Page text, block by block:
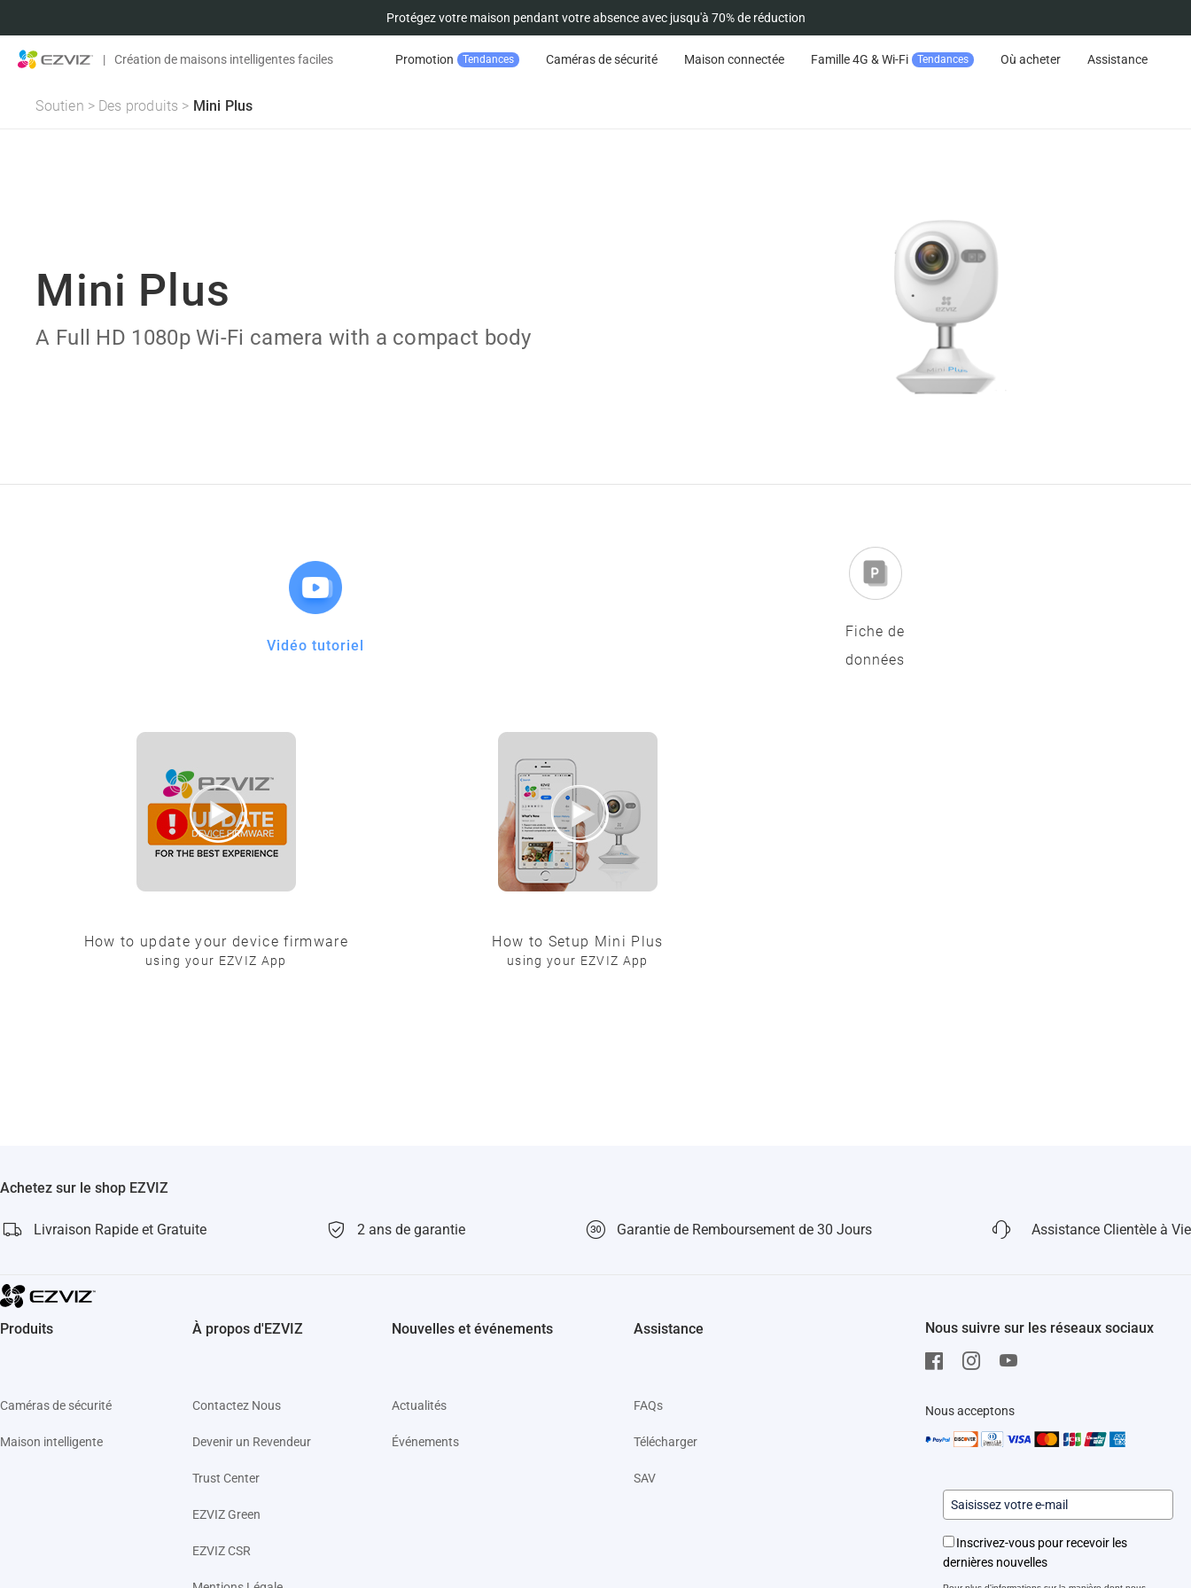
Protégez votre maison pendant votre absence avec jusqu'à 70% de réduction
| Création de maisons intelligentes faciles Promotion Tendances Caméras de sécurité Maison connectée Famille 4G & Wi-Fi Tendances Où acheter Assistance
Soutien > Des produits > Mini Plus
Mini Plus
A Full HD 1080p Wi-Fi camera with a compact body
Vidéo tutoriel
Fiche de
données
How to update your device firmware
using your EZVIZ App
How to Setup Mini Plus
using your EZVIZ App
Achetez sur le shop EZVIZ
Livraison Rapide et Gratuite 2 ans de garantie Garantie de Remboursement de 30 Jours Assistance Clientèle à Vie
Produits
Caméras de sécurité
Maison intelligente
À propos d'EZVIZ
Contactez Nous
Devenir un Revendeur
Trust Center
EZVIZ Green
EZVIZ CSR
Nouvelles et événements
Actualités
Événements
Assistance
FAQs
Télécharger
SAV
Nous suivre sur les réseaux sociaux
Nous acceptons
Inscrivez-vous pour recevoir les
dernières nouvelles